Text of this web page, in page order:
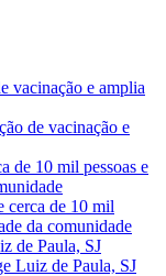
de vacinação e
cerca de 10 mil
da comunidade
Luiz de Paula, SJ